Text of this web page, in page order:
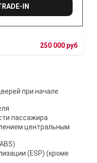
IN
250 000 руб
при начале
пассажира
центральным
(ESP) (кроме